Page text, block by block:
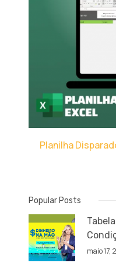
Planilha
Popular Posts
maio 17,